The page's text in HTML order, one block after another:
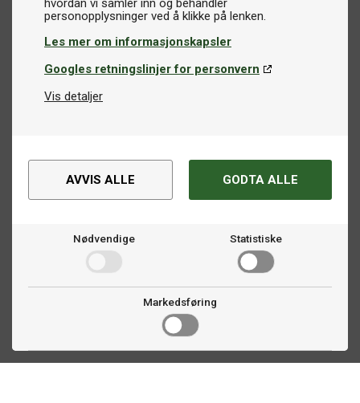
hvordan vi samler inn og behandler
Les mer om informasjonskapsler
Googles retningslinjer for personvern
Vis detaljer
AVVIS ALLE GODTA ALLE
Nødvendige Statistiske
Markedsføring